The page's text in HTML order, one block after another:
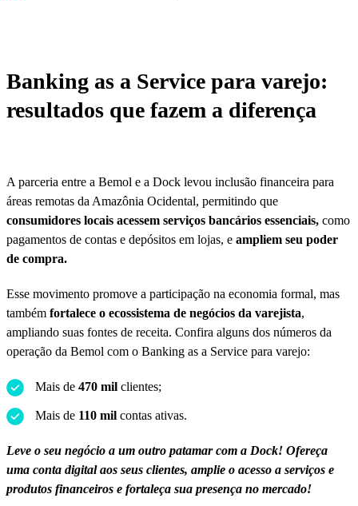
Banking as a Service para varejo:
resultados que fazem a diferença
A parceria entre a Bemol e a Dock levou inclusão financeira para
áreas remotas da Amazônia Ocidental, permitindo que
consumidores locais acessem serviços bancários essenciais, como
pagamentos de contas e depósitos em lojas, e ampliem seu poder
de compra.
Esse movimento promove a participação na economia formal, mas
também fortalece o ecossistema de negócios da varejista,
ampliando suas fontes de receita. Confira alguns dos números da
operação da Bemol com o Banking as a Service para varejo:
Mais de 470 mil clientes;
Mais de 110 mil contas ativas.
Leve o seu negócio a um outro patamar com a Dock! Ofereça
uma conta digital aos seus clientes, amplie o acesso a serviços e
produtos financeiros e fortaleça sua presença no mercado!